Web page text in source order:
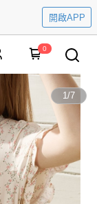
開啟APP
0
1/7